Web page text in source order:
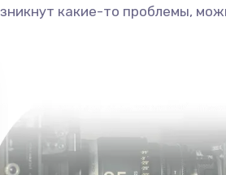
какие-то проблемы,